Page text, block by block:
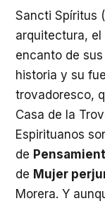
Sancti Spíritus
arquitectura,
encanto de
historia y su
trovadoresco,
Casa de la
Espirituanos
de
de Mujer
Morera. Y